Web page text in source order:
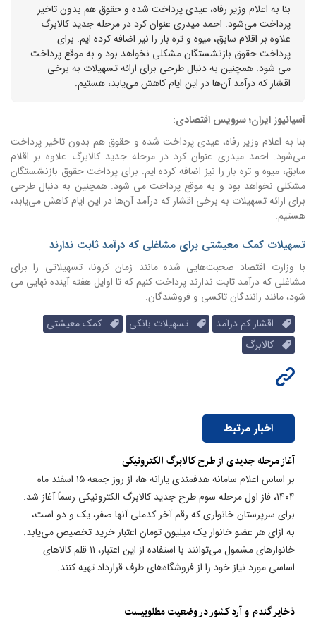
بنا به اعلام وزیر رفاه، عیدی پرداخت شده و حقوق هم بدون تاخیر
پرداخت می‌شود. احمد میدری عنوان کرد در مرحله جدید کالابرگ
علاوه بر اقلام سابق، میوه و تره بار را نیز اضافه کرده ایم. برای
پرداخت حقوق بازنشستگان مشکلی نخواهد بود و به موقع پرداخت
می شود. همچنین به دنبال طرحی برای ارائه تسهیلات به برخی
اقشار که درآمد آن‌ها در این ایام کاهش می‌یابد، هستیم.
آسیانیوز ایران؛ سرویس اقتصادی:
بنا به اعلام وزیر رفاه، عیدی پرداخت شده و حقوق هم بدون تاخیر پرداخت
می‌شود. احمد میدری عنوان کرد در مرحله جدید کالابرگ علاوه بر اقلام
سابق، میوه و تره بار را نیز اضافه کرده ایم. برای پرداخت حقوق بازنشستگان
مشکلی نخواهد بود و به موقع پرداخت می شود. همچنین به دنبال طرحی
برای ارائه تسهیلات به برخی اقشار که درآمد آن‌ها در این ایام کاهش می‌یابد،
هستیم.
تسهیلات کمک معیشتی برای مشاغلی که درآمد ثابت ندارند
با وزارت اقتصاد صحبت‌هایی شده مانند زمان کرونا، تسهیلاتی را برای
مشاغلی که درآمد ثابت ندارند پرداخت کنیم که تا اوایل هفته آینده نهایی می
شود، مانند رانندگان تاکسی و فروشندگان.
اقشار کم درآمد
تسهیلات بانکی
کمک معیشتی
کالابرگ
اخبار مرتبط
​آغاز مرحله جدیدی از طرح کالابرگ الکترونیکی
بر اساس اعلام سامانه هدفمندی یارانه ها، از روز جمعه ۱۵ اسفند ماه
۱۴۰۴، فاز اول مرحله سوم طرح جدید کالابرگ الکترونیکی رسماً آغاز شد.
برای سرپرستان خانواری که رقم آخر کدملی آنها صفر، یک و دو است،
به ازای هر عضو خانوار یک میلیون تومان اعتبار خرید تخصیص می‌یابد.
خانوارهای مشمول می‌توانند با استفاده از این اعتبار، ۱۱ قلم کالاهای
اساسی مورد نیاز خود را از فروشگاه‌های طرف قرارداد تهیه کنند.
ذخایر گندم و آرد کشور در وضعیت مطلوبیست